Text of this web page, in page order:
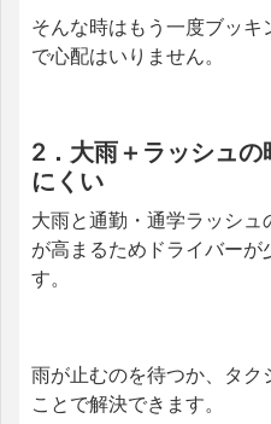
そんな時はもう一度ブッ
で心配はいりません。
2．大雨＋ラッシュの
にくい
大雨と通勤・通学ラッシ
が高まるためドライバーが
す。
雨が止むのを待つか、タ
ことで解決できます。